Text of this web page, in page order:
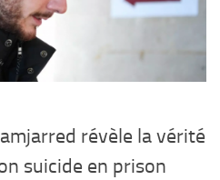
révèle la vérité
suicide en prison